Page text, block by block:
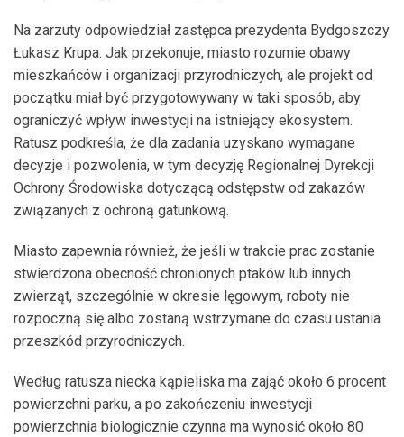
Na zarzuty odpowiedział zastępca prezydenta Bydgoszczy
Łukasz Krupa. Jak przekonuje, miasto rozumie obawy
mieszkańców i organizacji przyrodniczych, ale projekt od
początku miał być przygotowywany w taki sposób, aby
ograniczyć wpływ inwestycji na istniejący ekosystem.
Ratusz podkreśla, że dla zadania uzyskano wymagane
decyzje i pozwolenia, w tym decyzję Regionalnej Dyrekcji
Ochrony Środowiska dotyczącą odstępstw od zakazów
związanych z ochroną gatunkową.
Miasto zapewnia również, że jeśli w trakcie prac zostanie
stwierdzona obecność chronionych ptaków lub innych
zwierząt, szczególnie w okresie lęgowym, roboty nie
rozpoczną się albo zostaną wstrzymane do czasu ustania
przeszkód przyrodniczych.
Według ratusza niecka kąpieliska ma zająć około 6 procent
powierzchni parku, a po zakończeniu inwestycji
powierzchnia biologicznie czynna ma wynosić około 80